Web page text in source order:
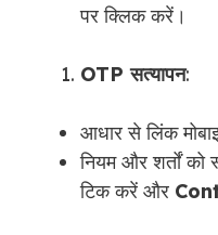
पर क्लिक करें।
OTP सत्यापन:
आधार से लिंक
नियम और शर्तों
टिक करें और